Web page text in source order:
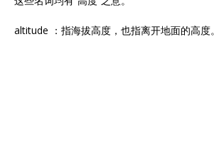
altitude ：指海拔高度，也指离开地面的高度。